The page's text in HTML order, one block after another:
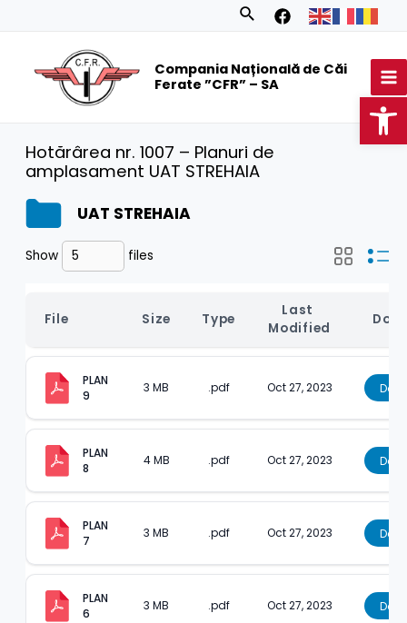
Search
Compania Națională de Căi
Ferate ”CFR” – SA
Hotărârea nr. 1007 – Planuri de
amplasament UAT STREHAIA
UAT STREHAIA
Show files
File Size Type
Last
Modified
PLAN
9
3 MB .pdf Oct 27, 2023
PLAN
8
4 MB .pdf Oct 27, 2023
PLAN
7
3 MB .pdf Oct 27, 2023
PLAN
6
3 MB .pdf Oct 27, 2023